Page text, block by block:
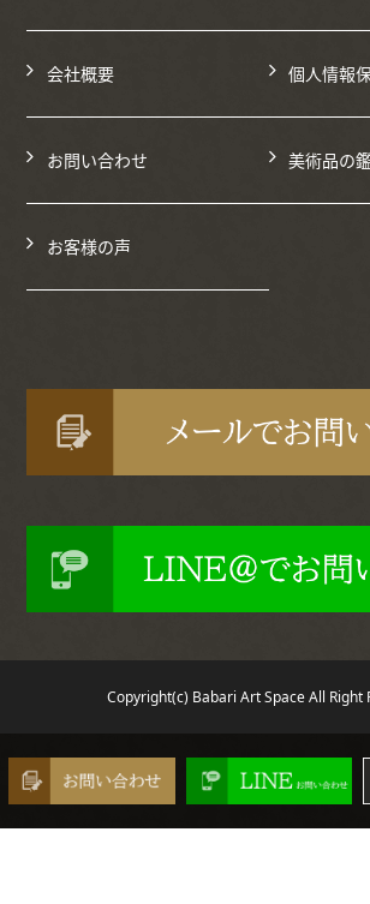
会社概要 個人情報
お問い合わせ 美術品の
お客様の声
Copyright(c) Babari Art Space All Right